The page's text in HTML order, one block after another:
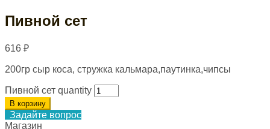
Пивной сет
616 ₽
200гр сыр коса, стружка кальмара,паутинка,чипсы
Пивной сет quantity
В корзину
Задайте вопрос
Магазин